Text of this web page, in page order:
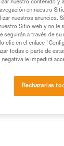
este consejo
para poder
específico.
y con total
existir otras que
nuestro contenido y
en nuestro
nuestros anuncios.
Sitio web y no le
a través de su
clic en el enlace
todas o parte de
le impedirá
Rechazarlas